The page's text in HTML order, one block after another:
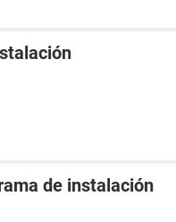
de instalación